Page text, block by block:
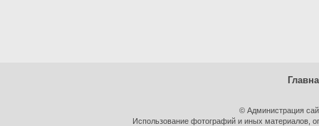
© Администрация
Использование фотографий и иных материалов,